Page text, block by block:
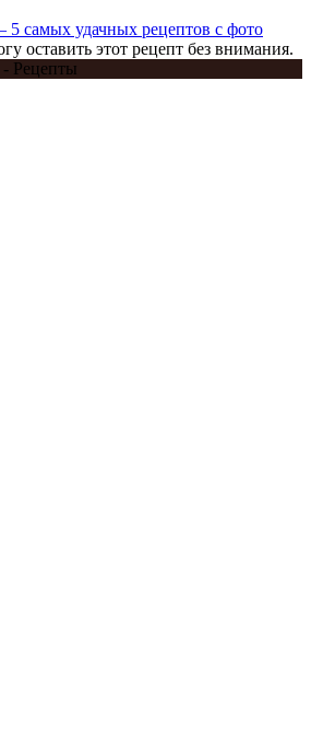
5 самых удачных рецептов с фото
оставить этот рецепт без внимания.
- Рецепты